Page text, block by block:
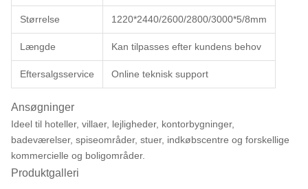
Størrelse 1220*2440/2600/2800/3000*5/8mm
Længde Kan tilpasses efter kundens behov
Eftersalgsservice Online teknisk support
Ansøgninger
Ideel til hoteller, villaer, lejligheder, kontorbygninger,
badeværelser, spiseområder, stuer, indkøbscentre og forskellige
kommercielle og boligområder.
Produktgalleri